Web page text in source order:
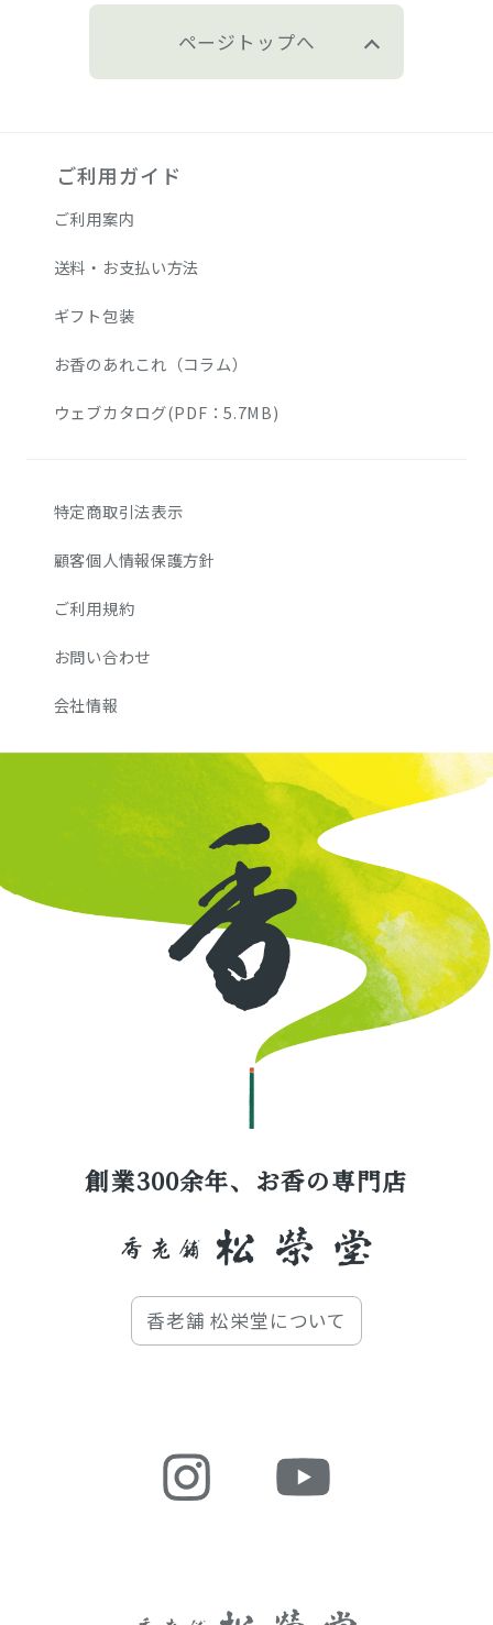
ページトップへ
ご利用ガイド
ご利用案内
送料・お支払い方法
ギフト包装
お香のあれこれ（コラム）
ウェブカタログ(PDF：5.7MB)
特定商取引法表示
顧客個人情報保護方針
ご利用規約
お問い合わせ
会社情報
創業300余年、お香の専門店
香老舗 松栄堂について